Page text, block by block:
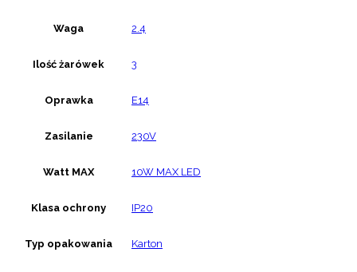
Waga 2.4
Ilość żarówek 3
Oprawka E14
Zasilanie 230V
Watt MAX 10W MAX LED
Klasa ochrony IP20
Typ opakowania Karton